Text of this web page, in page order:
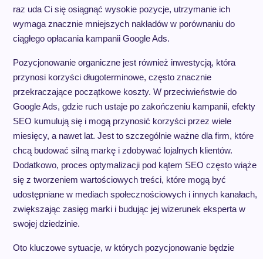
raz uda Ci się osiągnąć wysokie pozycje, utrzymanie ich
wymaga znacznie mniejszych nakładów w porównaniu do
ciągłego opłacania kampanii Google Ads.
Pozycjonowanie organiczne jest również inwestycją, która
przynosi korzyści długoterminowe, często znacznie
przekraczające początkowe koszty. W przeciwieństwie do
Google Ads, gdzie ruch ustaje po zakończeniu kampanii, efekty
SEO kumulują się i mogą przynosić korzyści przez wiele
miesięcy, a nawet lat. Jest to szczególnie ważne dla firm, które
chcą budować silną markę i zdobywać lojalnych klientów.
Dodatkowo, proces optymalizacji pod kątem SEO często wiąże
się z tworzeniem wartościowych treści, które mogą być
udostępniane w mediach społecznościowych i innych kanałach,
zwiększając zasięg marki i budując jej wizerunek eksperta w
swojej dziedzinie.
Oto kluczowe sytuacje, w których pozycjonowanie będzie